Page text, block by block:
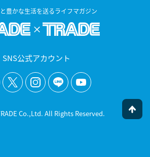
豊かな生活を送るライフマガジン
SNS公式アカウント
Co.,Ltd. All Rights Reserved.